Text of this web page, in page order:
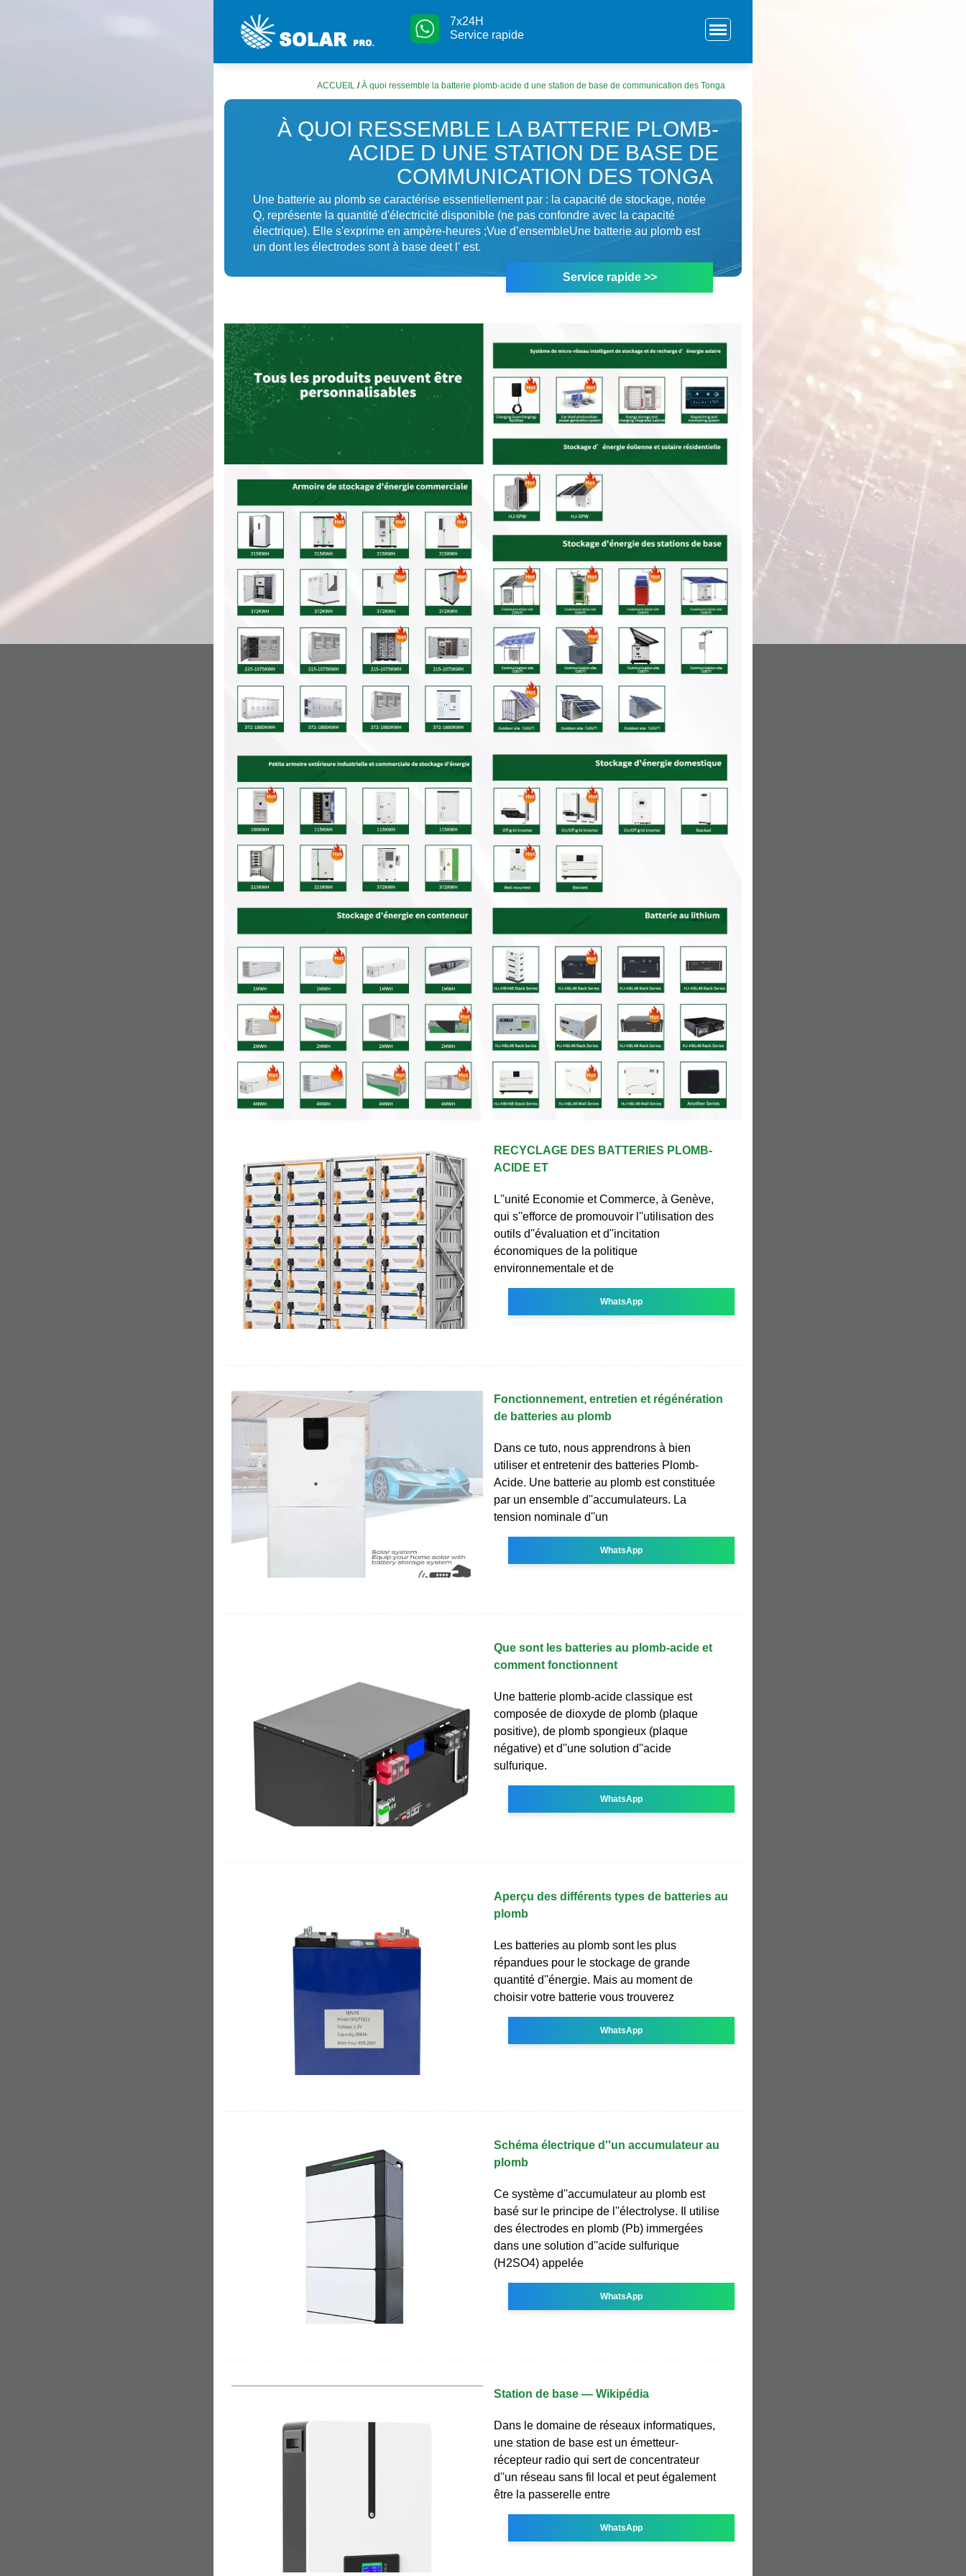
7x24H
Service rapide
ACCUEIL /À quoi ressemble la batterie plomb-acide d une station de base de communication des Tonga
À QUOI RESSEMBLE LA BATTERIE PLOMB-
ACIDE D UNE STATION DE BASE DE
COMMUNICATION DES TONGA
Une batterie au plomb se caractérise essentiellement par : la capacité de stockage, notée
Q, représente la quantité d'électricité disponible (ne pas confondre avec la capacité
électrique). Elle s'exprime en ampère-heures ;Vue d’ensembleUne batterie au plomb est
un dont les électrodes sont à base deet l' est.
Service rapide >>
RECYCLAGE DES BATTERIES PLOMB-
ACIDE ET
L''unité Economie et Commerce, à Genève,
qui s''efforce de promouvoir l''utilisation des
outils d''évaluation et d''incitation
économiques de la politique
environnementale et de
WhatsApp
Fonctionnement, entretien et régénération
de batteries au plomb
Dans ce tuto, nous apprendrons à bien
utiliser et entretenir des batteries Plomb-
Acide. Une batterie au plomb est constituée
par un ensemble d''accumulateurs. La
tension nominale d''un
WhatsApp
Que sont les batteries au plomb-acide et
comment fonctionnent
Une batterie plomb-acide classique est
composée de dioxyde de plomb (plaque
positive), de plomb spongieux (plaque
négative) et d''une solution d''acide
sulfurique.
WhatsApp
Aperçu des différents types de batteries au
plomb
Les batteries au plomb sont les plus
répandues pour le stockage de grande
quantité d''énergie. Mais au moment de
choisir votre batterie vous trouverez
WhatsApp
Schéma électrique d''un accumulateur au
plomb
Ce système d''accumulateur au plomb est
basé sur le principe de l''électrolyse. Il utilise
des électrodes en plomb (Pb) immergées
dans une solution d''acide sulfurique
(H2SO4) appelée
WhatsApp
Station de base — Wikipédia
Dans le domaine de réseaux informatiques,
une station de base est un émetteur-
récepteur radio qui sert de concentrateur
d''un réseau sans fil local et peut également
être la passerelle entre
WhatsApp